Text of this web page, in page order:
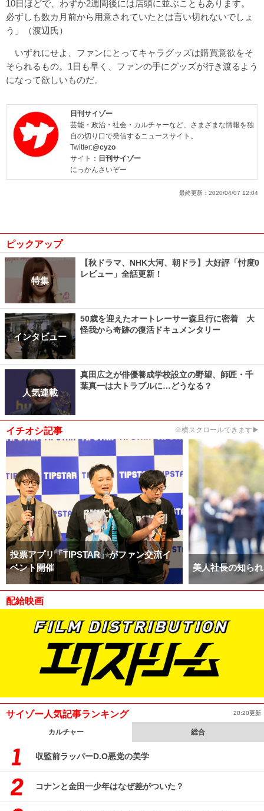
10日ほどで、わずか2週間後には店頭に並ぶこともあります。
必ずしも数カ月前から用意されていたとは言い切れないでしょ
う」（渡辺氏）
いずれにせよ、ファンにとってキャラグッズは購買意欲をそ
そられるもの。1日も早く、ファンの手にグッズが行き渡るよう
になって欲しいものだ。
日刊サイゾー
芸能・政治・社会・カルチャーなど、さまざまな情報を独
自の切り口で発信するニュースサイト。
Twitter:@cyzo
サイト： 日刊サイゾー
にっかんさいぞー
最終更新： 2020/04/07 12:04
ピックアップ
特集
【秋ドラマ、NHK大河、朝ドラ】大好評「忖度0
レビュー」全話更新！
インタビュー
50歳を迎えたオートレーサー森且行に密着 大
怪我から奇跡の復活ドキュメンタリー
人気連載
真田広之が俳優養成学校設立の野望、師匠・千
葉真一は大トラブルに…どうなる？
イチオシ記事 ※横スクロールできます▶
投票アプリ「TIPSTAR」がファン交流イ
ベント開催
美人社長の知ら
配給映画
サイゾー人気記事ランキング 20:20更新
カルチャー 総合
収監前ラッパーD.O悪党の美学
コナンと金田一少年はなぜ差がついた？